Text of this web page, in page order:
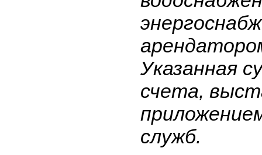
Указанная
счета,
служб.